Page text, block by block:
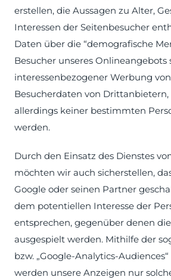
erstellen, die Aussagen zu Alter,
Interessen der Seitenbesucher
Daten über die “demografische
Besucher unseres
interessenbezogener Werbung
Besucherdaten von
allerdings keiner bestimmten
werden.
Durch den Einsatz des Dienstes
möchten wir auch sicherstellen,
Google oder seinen Partner
dem potentiellen Interesse der
entsprechen, gegenüber denen
ausgespielt werden. Mithilfe der
bzw. „Google-Analytics-
werden unsere Anzeigen nur